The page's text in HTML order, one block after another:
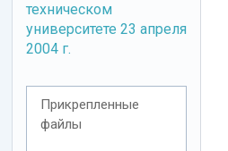
техническом
университете 23 апреля
2004 г.
Прикрепленные
файлы